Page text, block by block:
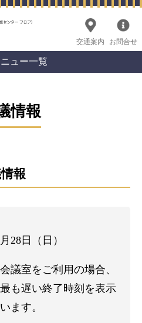
交通案内 お問合せ
ニュー一覧
情報
報
28日（日）
議室をご利用の場合、
も遅い終了時刻を表示
ます。